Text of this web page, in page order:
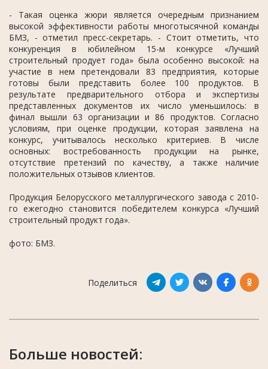
- Такая оценка жюри является очередным признанием
высокой эффективности работы многотысячной команды
БМЗ, - отметил пресс-секретарь. - Стоит отметить, что
конкуренция в юбилейном 15-м конкурсе «Лучший
строительный продует года» была особенно высокой: на
участие в нем претендовали 83 предприятия, которые
готовы были представить более 100 продуктов. В
результате предварительного отбора и экспертизы
представленных документов их число уменьшилось: в
финал вышли 63 организации и 86 продуктов. Согласно
условиям, при оценке продукции, которая заявлена на
конкурс, учитывалось несколько критериев. В числе
основных: востребованность продукции на рынке,
отсутствие претензий по качеству, а также наличие
положительных отзывов клиентов.
Продукция Белорусского металлургического завода с 2010-
го ежегодно становится победителем конкурса «Лучший
строительный продукт года».
фото: БМЗ.
Поделиться
Больше новостей: